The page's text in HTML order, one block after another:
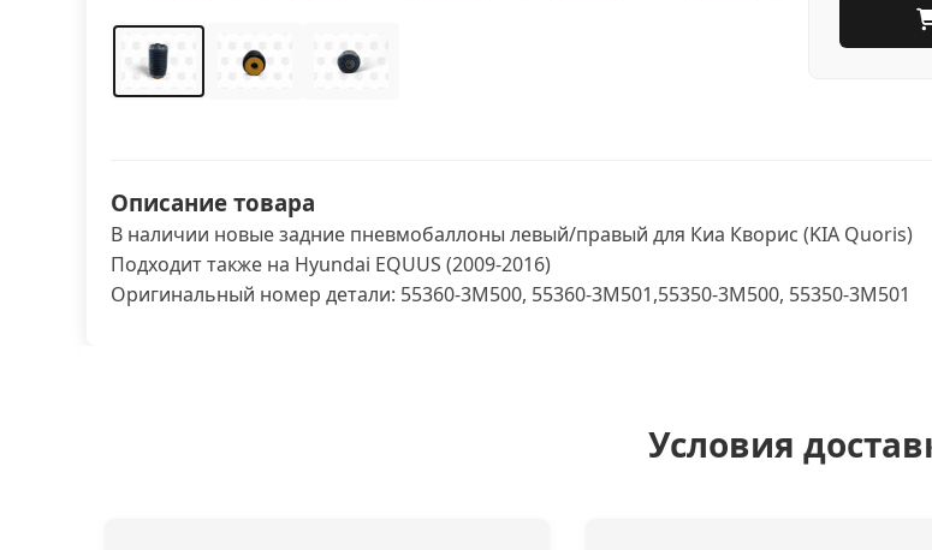
Описание товара
В наличии новые задние пневмобаллоны левый/правый для Киа Кворис (KIA Quoris)
Подходит также на Hyundai EQUUS (2009-2016)
Оригинальный номер детали: 55360-3M500, 55360-3M501,55350-3M500, 55350-3M501
Условия